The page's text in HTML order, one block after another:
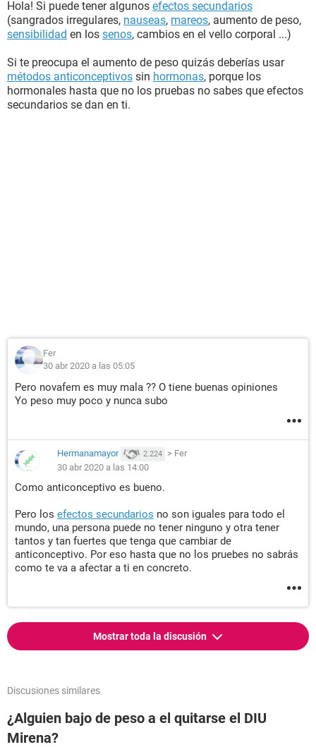
Hola! Si puede tener algunos efectos secundarios
(sangrados irregulares, nauseas, mareos, aumento de peso,
sensibilidad en los senos, cambios en el vello corporal ...)
Si te preocupa el aumento de peso quizás deberías usar
métodos anticonceptivos sin hormonas, porque los
hormonales hasta que no los pruebas no sabes que efectos
secundarios se dan en ti.
Fer
30 abr 2020 a las 05:05
Pero novafem es muy mala ?? O tiene buenas opiniones
Yo peso muy poco y nunca subo
Hermanamayor 2.224 > Fer
30 abr 2020 a las 14:00
Como anticonceptivo es bueno.
Pero los efectos secundarios no son iguales para todo el
mundo, una persona puede no tener ninguno y otra tener
tantos y tan fuertes que tenga que cambiar de
anticonceptivo. Por eso hasta que no los pruebes no sabrás
como te va a afectar a ti en concreto.
Mostrar toda la discusión
Discusiones similares
¿Alguien bajo de peso a el quitarse el DIU
Mirena?